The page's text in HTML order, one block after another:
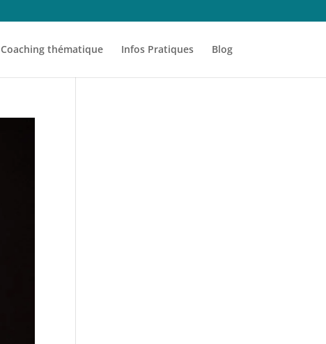
Coaching thématique Infos Pratiques Blog